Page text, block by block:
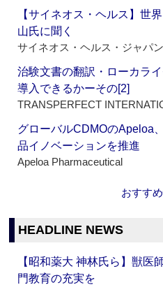
【サイネオス・ヘルス】
山氏に聞く
サイネオス・ヘルス・ジャパ
治験文書の翻訳・ローカラ
導入できるかーその[2]
TRANSPERFECT
グローバルCDMOのApeloa
品イノベーションを推進
Apeloa Pharmaceutical
おすす
HEADLINE NEWS
【昭和薬大 神林氏ら】獣医
門教育の充実を